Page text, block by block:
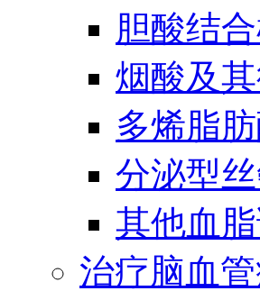
胆酸结
烟酸及
多烯脂
分泌型
其他血
治疗脑血